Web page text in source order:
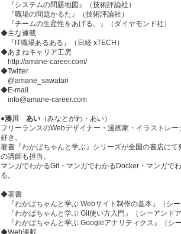
『システムの問題地図』（技術評論社）
『職場の問題かるた』（技術評論社）
『チームの生産性をあげる。』（ダイヤモンド社）
◆主な連載
『IT職場あるある』（日経 xTECH）
◆あまねキャリア工房
http://amane-career.com/
◆Twitter
@amane_sawatari
◆E-mail
info@amane-career.com
●湊川 あい（みなとがわ・あい）
フリーランスのWebデザイナー・漫画家・イラストレ
好き。
著書『わかばちゃんと学ぶ』シリーズが全国の書店に
の講師も担当。
マンガでわかるGit・マンガでわかるDocker・マンガで
る。
◆著書
『わかばちゃんと学ぶ Webサイト制作の基本』（シー
『わかばちゃんと学ぶ Git使い方入門』（シーアンドア
『わかばちゃんと学ぶ Googleアナリティクス』（シー
◆Web連載